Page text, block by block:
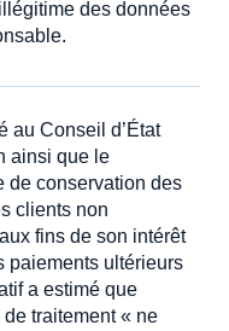
des données
au Conseil d’État
ainsi que le
de conservation des
clients non
fins de son intérêt
paiements ultérieurs
a estimé que
de traitement « ne